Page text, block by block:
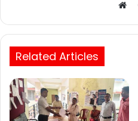
Related Articles